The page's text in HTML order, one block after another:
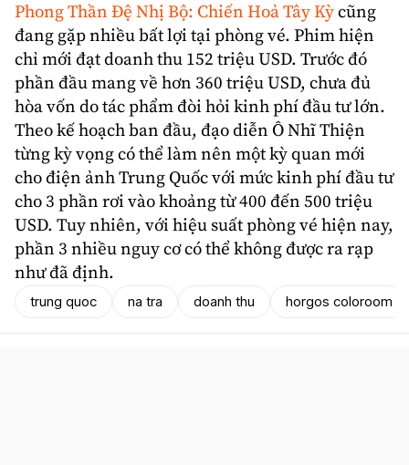
Phong Thần Đệ Nhị Bộ: Chiến Hoả Tây Kỳcũng
đang gặp nhiều bất lợi tại phòng vé. Phim hiện
chỉ mới đạt doanh thu 152 triệu USD. Trước đó
phần đầu mang về hơn 360 triệu USD, chưa đủ
hòa vốn do tác phẩm đòi hỏi kinh phí đầu tư lớn.
Theo kế hoạch ban đầu, đạo diễn Ô Nhĩ Thiện
từng kỳ vọng có thể làm nên một kỳ quan mới
cho điện ảnh Trung Quốc với mức kinh phí đầu tư
cho 3 phần rơi vào khoảng từ 400 đến 500 triệu
USD. Tuy nhiên, với hiệu suất phòng vé hiện nay,
phần 3 nhiều nguy cơ có thể không được ra rạp
như đã định.
trung quoc na tra doanh thu horgos coloroom